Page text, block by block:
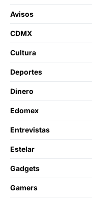
Avisos
CDMX
Cultura
Deportes
Dinero
Edomex
Entrevistas
Estelar
Gadgets
Gamers